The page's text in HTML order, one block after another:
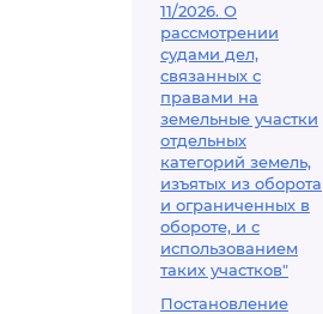
11/2026. О
рассмотрении
судами дел,
связанных с
правами на
земельные участки
отдельных
категорий земель,
изъятых из оборота
и ограниченных в
обороте, и с
использованием
таких участков"
Постановление